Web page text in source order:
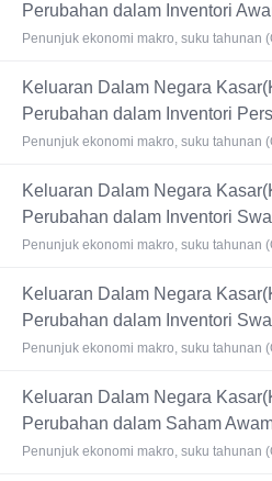
Perubahan dalam Inventori
Penunjuk ekonomi makro, suku tahunan
Keluaran Dalam Negara
Perubahan dalam Inventori
Penunjuk ekonomi makro, suku tahunan
Keluaran Dalam Negara
Perubahan dalam Inventori
Penunjuk ekonomi makro, suku tahunan
Keluaran Dalam Negara
Perubahan dalam Inventori
Penunjuk ekonomi makro, suku tahunan
Keluaran Dalam Negara
Perubahan dalam Saham
Penunjuk ekonomi makro, suku tahunan